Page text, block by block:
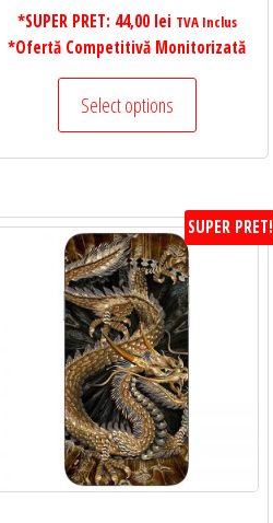
*SUPER PRET: 44,00 lei TVA Inclus
*Ofertă Competitivă Monitorizată
Select options
SUPER PRET!